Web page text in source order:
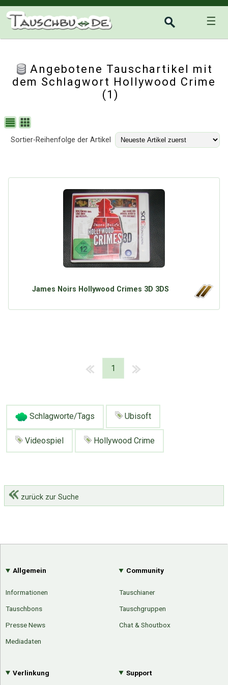
☰
Angebotene Tauschartikel mit
dem Schlagwort Hollywood Crime
(1)
Sortier-Reihenfolge der Artikel
James Noirs Hollywood Crimes 3D 3DS
1
Schlagworte/Tags Ubisoft
Videospiel Hollywood Crime
zurück zur Suche
Allgemein
Informationen
Tauschbons
Presse News
Mediadaten
Community
Tauschianer
Tauschgruppen
Chat & Shoutbox
Verlinkung Support